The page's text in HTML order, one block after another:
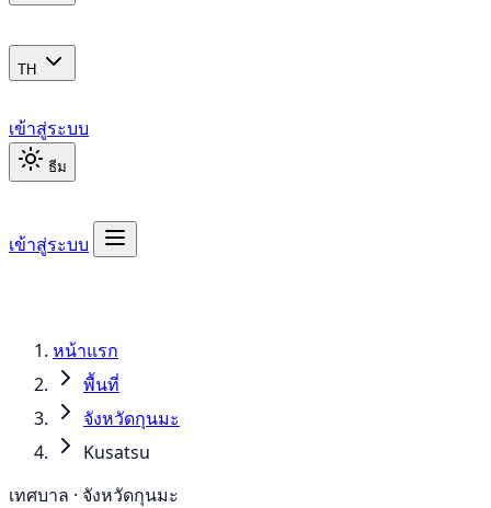
TH
เข้าสู่ระบบ
ธีม
เข้าสู่ระบบ
หน้าแรก
พื้นที่
จังหวัดกุนมะ
Kusatsu
เทศบาล · จังหวัดกุนมะ